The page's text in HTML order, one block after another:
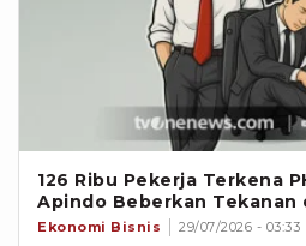
126 Ribu Pekerja Terkena
Apindo Beberkan Tekanan
Ekonomi Bisnis 29/07/2026 - 03:33